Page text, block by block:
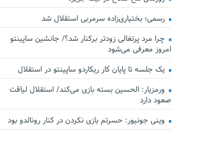
رسمی؛ بختیاری‌زاده سرمربی استقلال شد
چرا مرد پرتغالی زودتر برکنار شد؟/ جانشین ساپینتو
امروز معرفی می‌شود
یک جلسه تا پایان کار ریکاردو ساپینتو در استقلال
ورمزیار: الحسین بسته بازی می‌کند/ استقلال لیاقت
صعود دارد
وینی جونیور: حسرتم بازی نکردن در کنار رونالدو بود